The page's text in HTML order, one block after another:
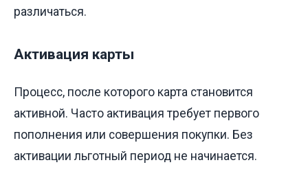
различаться.
Активация карты
Процесс, после которого карта становится
активной. Часто активация требует первого
пополнения или совершения покупки. Без
активации льготный период не начинается.